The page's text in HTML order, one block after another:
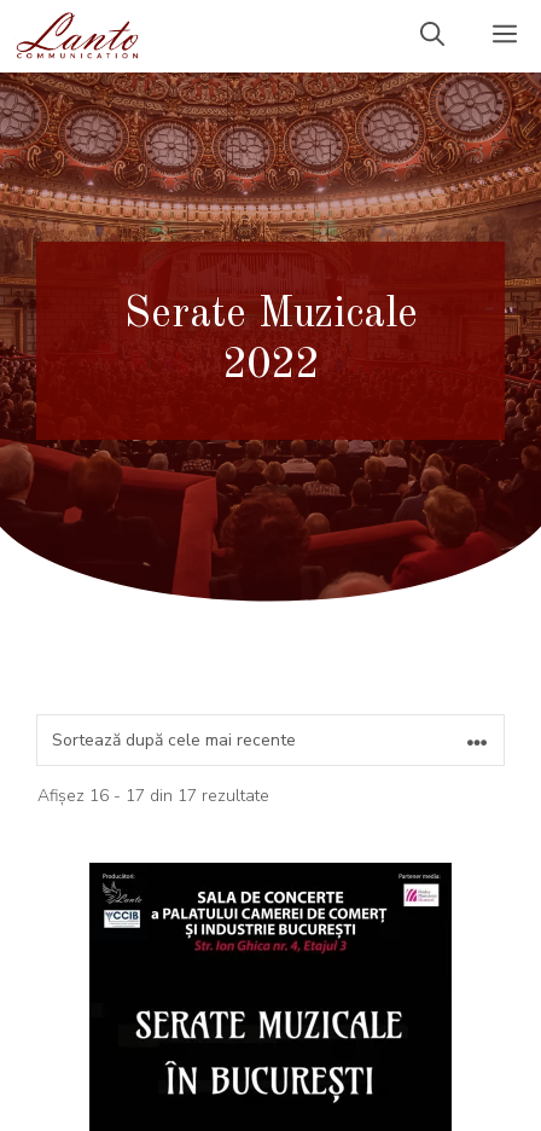
la
conținut
Serate Muzicale
2022
Afișez 16 - 17 din 17 rezultate
cele
mai
recente